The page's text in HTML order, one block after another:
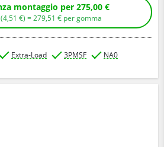
Compra senza montaggio per 275,00 €
+ Ecotassa: (4,51 € ) =279,51 € per gomma
Extra-Load 3PMSF NA0